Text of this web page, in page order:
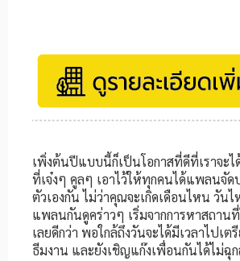
เพิ่งต้นปีแบบนี้ก็เป็นโอกาสที่ดีที่เราจะ
ที่เจ๋งๆ คูลๆ เอาไว้ให้ทุกคนได้แพลนจัด
ตัวเองกัน ไม่ว่าคุณจะเกิดเดือนไหน วันไ
แพลนกันดูคร่าวๆ เริ่มจากการหาสถาน
เลยดีกว่า พอใกล้ถึงวันจะได้มีเวลาไปเต
ธีมงาน และยังเชิญแก๊งเพื่อนกันได้ไม่ฉุ